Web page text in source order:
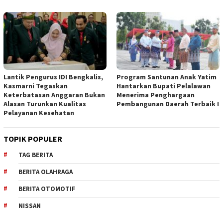
Lantik Pengurus IDI Bengkalis,
Kasmarni Tegaskan
Keterbatasan Anggaran Bukan
Alasan Turunkan Kualitas
Pelayanan Kesehatan
Program Santunan Anak Yatim
Hantarkan Bupati Pelalawan
Menerima Penghargaan
Pembangunan Daerah Terbaik I
TOPIK POPULER
TAG BERITA
BERITA OLAHRAGA
BERITA OTOMOTIF
NISSAN